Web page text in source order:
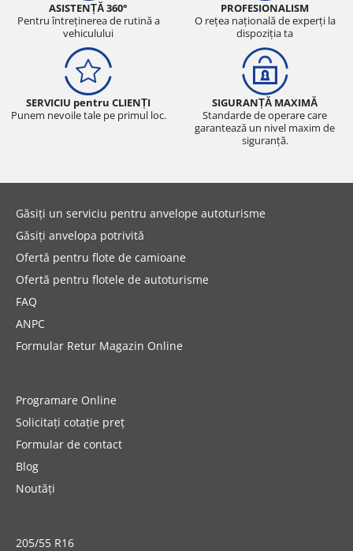
ASISTENȚĂ 360°
Pentru întreținerea de rutină a
vehiculului
PROFESIONALISM
O rețea națională de experți la
dispoziția ta
SERVICIU pentru CLIENȚI
Punem nevoile tale pe primul loc.
SIGURANȚĂ MAXIMĂ
Standarde de operare care
garantează un nivel maxim de
siguranță.
Găsiți un serviciu pentru anvelope autoturisme
Găsiți anvelopa potrivită
Ofertă pentru flote de camioane
Ofertă pentru flotele de autoturisme
FAQ
ANPC
Formular Retur Magazin Online
Programare Online
Solicitați cotație preț
Formular de contact
Blog
Noutăți
205/55 R16